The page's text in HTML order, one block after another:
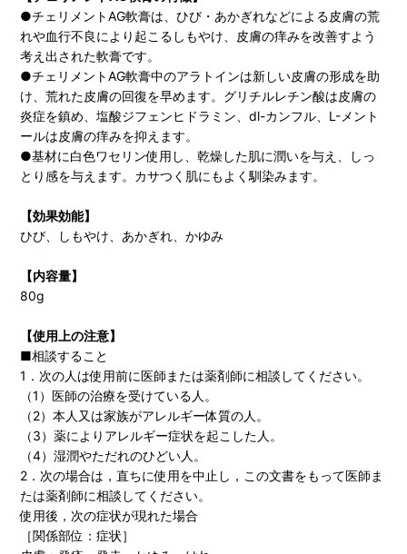
●チェリメントAG軟膏は、ひび・あかぎれなどによる皮膚の荒
れや血行不良により起こるしもやけ、皮膚の痒みを改善すよう
考え出された軟膏です。
●チェリメントAG軟膏中のアラトインは新しい皮膚の形成を助
け、荒れた皮膚の回復を早めます。グリチルレチン酸は皮膚の
炎症を鎮め、塩酸ジフェンヒドラミン、dl-カンフル、L-メント
ールは皮膚の痒みを抑えます。
●基材に白色ワセリン使用し、乾燥した肌に潤いを与え、しっ
とり感を与えます。カサつく肌にもよく馴染みます。
【効果効能】
ひび、しもやけ、あかぎれ、かゆみ
【内容量】
80g
【使用上の注意】
■相談すること
1．次の人は使用前に医師または薬剤師に相談してください。
（1）医師の治療を受けている人。
（2）本人又は家族がアレルギー体質の人。
（3）薬によりアレルギー症状を起こした人。
（4）湿潤やただれのひどい人。
2．次の場合は，直ちに使用を中止し，この文書をもって医師ま
たは薬剤師に相談してください。
使用後，次の症状が現れた場合
［関係部位：症状］